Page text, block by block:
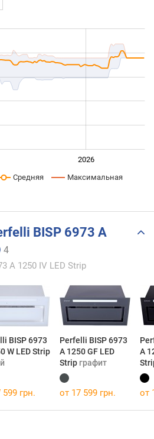
2026
Средняя Максимальная
BISP 6973 A
4
A 1250 IV LED Strip
BISP 6973
W LED Strip
Perfelli BISP 6973
A 1250 GF LED
Strip графит
A
599 грн. от 17 599 грн. от